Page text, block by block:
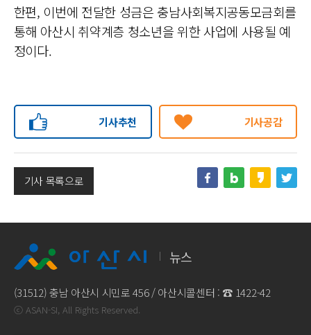
한편, 이번에 전달한 성금은 충남사회복지공동모금회를
통해 아산시 취약계층 청소년을 위한 사업에 사용될 예
정이다.
기사추천 기사공감
기사 목록으로
뉴스
(31512) 충남 아산시 시민로 456 / 아산시콜센터 : ☎ 1422-42
ⓒ ASAN-SI, All Rights Reserved.